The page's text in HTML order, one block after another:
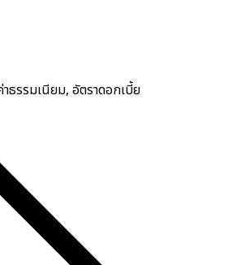
รรมเนียม, อัตราดอกเบี้ย